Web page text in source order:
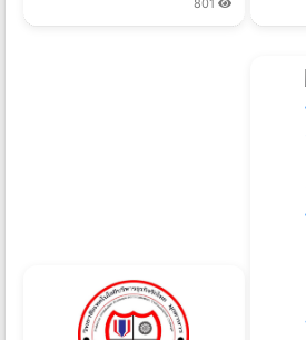
ตั้งแต่วันที่ 31 ก.ค. - 14 ส.ค.
2569
801